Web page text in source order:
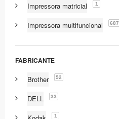
Impressora matricial 1
Impressora multifuncional 687
FABRICANTE
Brother 52
DELL 33
1